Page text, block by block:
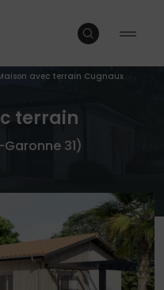
avec terrain Cugnaux
terrain
31)